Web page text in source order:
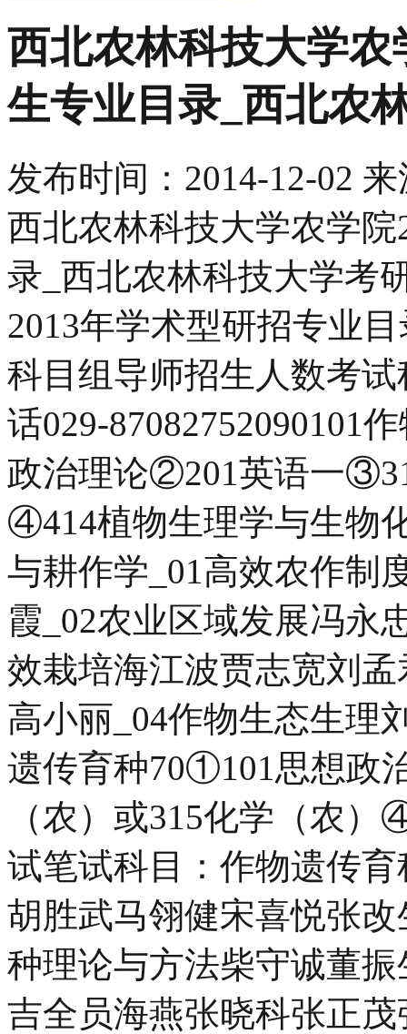
西北农林科技大学农
生专业目录_西北农
发布时间： 2014-12-02 来
西北农林科技大学农学
录_西北农林科技大学考
2013年学术型研招专业
科目组导师招生人数考
话029-87082752090101
政治理论②201英语一
④414植物生理学与生物
与耕作学_01高效农作制
霞_02农业区域发展冯永
效栽培海江波贾志宽刘
高小丽_04作物生态生理
遗传育种70①101思想政
（农）或315化学（农
试笔试科目：作物遗传
胡胜武马翎健宋喜悦张
种理论与方法柴守诚董
吉全员海燕张晓科张正